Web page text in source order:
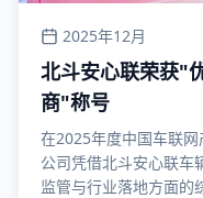
2025年12月
北斗安心联荣获"
商"称号
在2025年度中国车联
公司凭借北斗安心联车
监管与行业落地方面的